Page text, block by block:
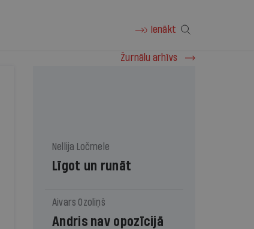
Ienākt
Žurnālu arhīvs
Nellija Ločmele
Līgot un runāt
Aivars Ozoliņš
Andris nav opozīcijā